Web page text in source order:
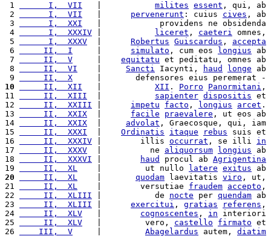
1
      I,  VII
milites essent , qui, ab
2
      I,  VII
pervenerunt : cuius cives , ab
3
      I,  XXI
   |            providens ne obsidenda
4
      I,  XXXIV
liceret , caeteri omnes,
5
      I,  XXXV
Robertus Guiscardus , accepta
6
     II,  I
simulato , cum eos longius ab
7
     II,  V
equitatu et peditatu, omnes ab
8
     II,  VI
Sancti Iacynti, haud longe ab
9
     II,  X
     |       defensores eius peremerat -
10
     II,  XII
XII . Porro Panormitani ,
11
     II,  XIII
sapienter dispositis et
12
     II,  XXIII
impetu facto , longius arcet .
13
     II,  XXIX
facile praevalere , ut eos ab
14
     II,  XXIX
advolat , Graecosque, qui, iam
15
     II,  XXXI
Ordinatis itaque rebus suis et
16
     II,  XXXIV
|        illis occurrat , se illi in
17
     II,  XXXV
  |          ne
aliquorsum longius ab
18
     II,  XXXVI
haud procul ab Agrigentina
19
     II,  XL
    |         ut nullo
latere exitus ab
20
     II,  XL
quodam laevitatis viro , ut,
21
     II,  XL
    |        versutiae
fraudem accepto ,
22
     II,  XLIII
|           de nocte per quendam ab
23
     II,  XLIII
exercitui , gratias referens ,
24
     II,  XLV
cognoscentes , in interiori
25
     II,  XLV
   |         vero,
castello firmato et
26
    III,  V
Abagelardus autem, diatim